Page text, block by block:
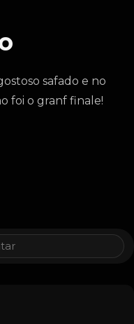
safado e no
foi o granf finale!